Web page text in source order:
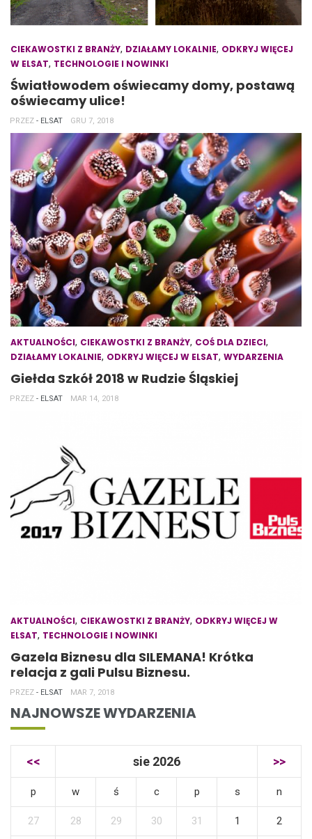
CIEKAWOSTKI Z BRANŻY, DZIAŁAMY LOKALNIE, ODKRYJ WIĘCEJ
W ELSAT, TECHNOLOGIE I NOWINKI
Światłowodem oświecamy domy, postawą
oświecamy ulice!
PRZEZ - ELSAT GRU 7, 2018
AKTUALNOŚCI, CIEKAWOSTKI Z BRANŻY, COŚ DLA DZIECI,
DZIAŁAMY LOKALNIE, ODKRYJ WIĘCEJ W ELSAT, WYDARZENIA
Giełda Szkół 2018 w Rudzie Śląskiej
PRZEZ - ELSAT MAR 14, 2018
AKTUALNOŚCI, CIEKAWOSTKI Z BRANŻY, ODKRYJ WIĘCEJ W
ELSAT, TECHNOLOGIE I NOWINKI
Gazela Biznesu dla SILEMANA! Krótka
relacja z gali Pulsu Biznesu.
PRZEZ - ELSAT MAR 7, 2018
NAJNOWSZE WYDARZENIA
<< sie 2026 >>
p w ś c p s n
27 28 29 30 31 1 2